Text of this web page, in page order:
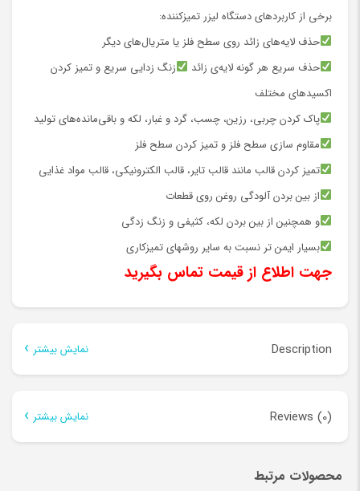
برخی از کاربردهای دستگاه لیزر تمیزکننده:
حذف لایه‌های زائد روی سطح فلز یا متریال‌های دیگر
حذف سریع هر گونه لایه‌ی زائد
زنگ زدایی سریع و تمیز کردن
اکسیدهای مختلف
پاک کردن چربی، رزین، چسب، گرد و غبار، لکه و باقی‌مانده‌های تولید
مقاوم سازی سطح فلز و تمیز کردن سطح فلز
تمیز کردن قالب مانند قالب تایر، قالب الکترونیکی، قالب مواد غذایی
از بین بردن آلودگی روغن روی قطعات
و همچنین از بین بردن لکه، کثیفی و زنگ زدگی
بسیار ایمن تر نسبت به سایر روشهای تمیزکاری
جهت اطلاع از قیمت تماس بگیرید
Description نمایش بیشتر
دستگاه لیزر تمیزکننده (تمیز کننده
لیزری)
Reviews (0) نمایش بیشتر
محصولات مرتبط